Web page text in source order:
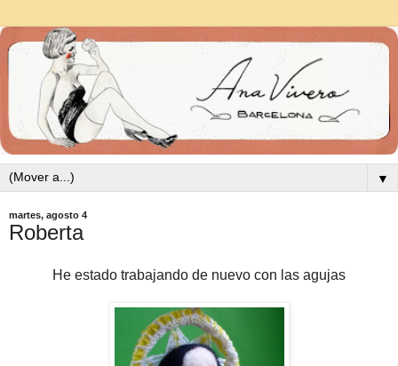
▼
martes, agosto 4
Roberta
He estado trabajando de nuevo con las agujas